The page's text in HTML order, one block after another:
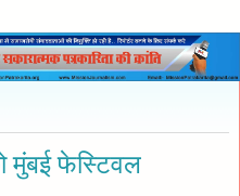
मुंबई फेस्टिवल